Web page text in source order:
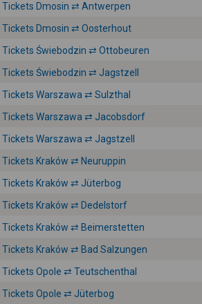
Tickets Dmosin ⇄ Antwerpen
Tickets Dmosin ⇄ Oosterhout
Tickets Świebodzin ⇄ Ottobeuren
Tickets Świebodzin ⇄ Jagstzell
Tickets Warszawa ⇄ Sulzthal
Tickets Warszawa ⇄ Jacobsdorf
Tickets Warszawa ⇄ Jagstzell
Tickets Kraków ⇄ Neuruppin
Tickets Kraków ⇄ Jüterbog
Tickets Kraków ⇄ Dedelstorf
Tickets Kraków ⇄ Beimerstetten
Tickets Kraków ⇄ Bad Salzungen
Tickets Opole ⇄ Teutschenthal
Tickets Opole ⇄ Jüterbog